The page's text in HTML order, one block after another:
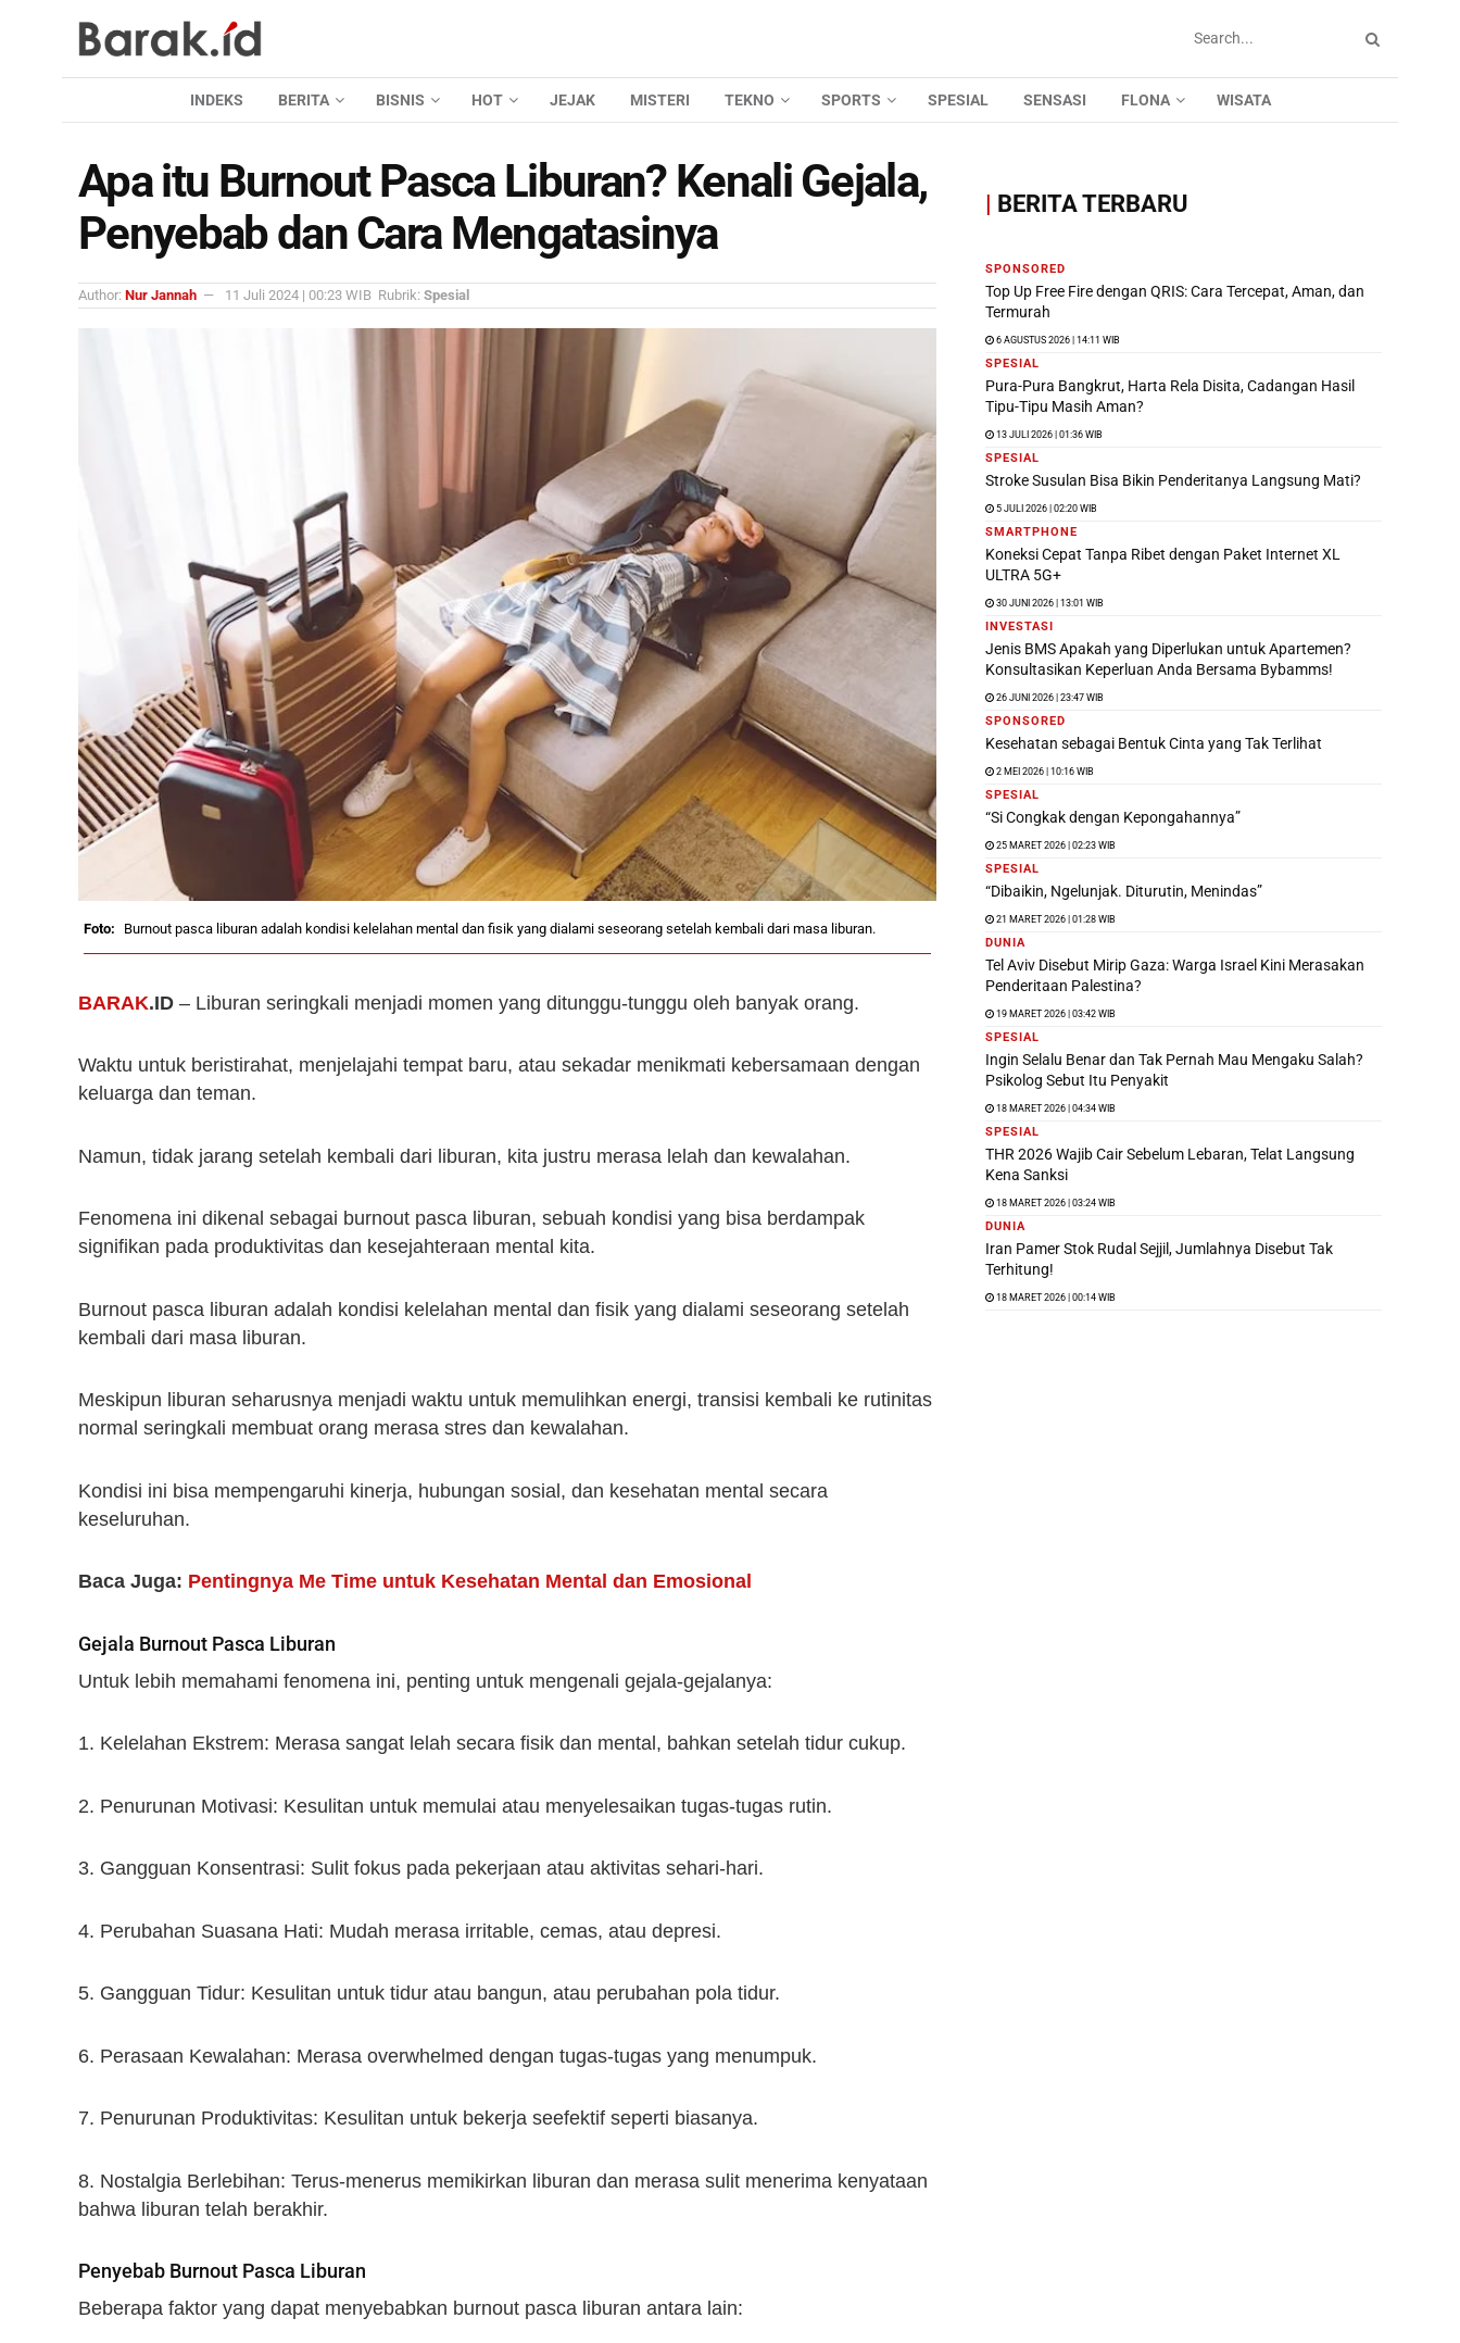
INDEKS BERITA BISNIS HOT JEJAK MISTERI TEKNO SPORTS SPESIAL SENSASI FLONA WISATA
Apa itu Burnout Pasca Liburan? Kenali Gejala,
Penyebab dan Cara Mengatasinya
Author: Nur Jannah 11 Juli 2024 | 00:23 WIB Rubrik: Spesial
Burnout pasca liburan adalah kondisi kelelahan mental dan fisik yang dialami seseorang setelah kembali dari masa liburan.
BARAK.ID – Liburan seringkali menjadi momen yang ditunggu-tunggu oleh banyak orang.
Waktu untuk beristirahat, menjelajahi tempat baru, atau sekadar menikmati kebersamaan dengan
keluarga dan teman.
Namun, tidak jarang setelah kembali dari liburan, kita justru merasa lelah dan kewalahan.
Fenomena ini dikenal sebagai burnout pasca liburan, sebuah kondisi yang bisa berdampak
signifikan pada produktivitas dan kesejahteraan mental kita.
Burnout pasca liburan adalah kondisi kelelahan mental dan fisik yang dialami seseorang setelah
kembali dari masa liburan.
Meskipun liburan seharusnya menjadi waktu untuk memulihkan energi, transisi kembali ke rutinitas
normal seringkali membuat orang merasa stres dan kewalahan.
Kondisi ini bisa mempengaruhi kinerja, hubungan sosial, dan kesehatan mental secara
keseluruhan.
Baca Juga: Pentingnya Me Time untuk Kesehatan Mental dan Emosional
Gejala Burnout Pasca Liburan
Untuk lebih memahami fenomena ini, penting untuk mengenali gejala-gejalanya:
1. Kelelahan Ekstrem: Merasa sangat lelah secara fisik dan mental, bahkan setelah tidur cukup.
2. Penurunan Motivasi: Kesulitan untuk memulai atau menyelesaikan tugas-tugas rutin.
3. Gangguan Konsentrasi: Sulit fokus pada pekerjaan atau aktivitas sehari-hari.
4. Perubahan Suasana Hati: Mudah merasa irritable, cemas, atau depresi.
5. Gangguan Tidur: Kesulitan untuk tidur atau bangun, atau perubahan pola tidur.
6. Perasaan Kewalahan: Merasa overwhelmed dengan tugas-tugas yang menumpuk.
7. Penurunan Produktivitas: Kesulitan untuk bekerja seefektif seperti biasanya.
8. Nostalgia Berlebihan: Terus-menerus memikirkan liburan dan merasa sulit menerima kenyataan
bahwa liburan telah berakhir.
Penyebab Burnout Pasca Liburan
Beberapa faktor yang dapat menyebabkan burnout pasca liburan antara lain:
| BERITA TERBARU
SPONSORED
Top Up Free Fire dengan QRIS: Cara Tercepat, Aman, dan
Termurah
6 AGUSTUS 2026 | 14:11 WIB
SPESIAL
Pura-Pura Bangkrut, Harta Rela Disita, Cadangan Hasil
Tipu-Tipu Masih Aman?
13 JULI 2026 | 01:36 WIB
SPESIAL
Stroke Susulan Bisa Bikin Penderitanya Langsung Mati?
5 JULI 2026 | 02:20 WIB
SMARTPHONE
Koneksi Cepat Tanpa Ribet dengan Paket Internet XL
ULTRA 5G+
30 JUNI 2026 | 13:01 WIB
INVESTASI
Jenis BMS Apakah yang Diperlukan untuk Apartemen?
Konsultasikan Keperluan Anda Bersama Bybamms!
26 JUNI 2026 | 23:47 WIB
SPONSORED
Kesehatan sebagai Bentuk Cinta yang Tak Terlihat
2 MEI 2026 | 10:16 WIB
SPESIAL
“Si Congkak dengan Kepongahannya”
25 MARET 2026 | 02:23 WIB
SPESIAL
“Dibaikin, Ngelunjak. Diturutin, Menindas”
21 MARET 2026 | 01:28 WIB
DUNIA
Tel Aviv Disebut Mirip Gaza: Warga Israel Kini Merasakan
Penderitaan Palestina?
19 MARET 2026 | 03:42 WIB
SPESIAL
Ingin Selalu Benar dan Tak Pernah Mau Mengaku Salah?
Psikolog Sebut Itu Penyakit
18 MARET 2026 | 04:34 WIB
SPESIAL
THR 2026 Wajib Cair Sebelum Lebaran, Telat Langsung
Kena Sanksi
18 MARET 2026 | 03:24 WIB
DUNIA
Iran Pamer Stok Rudal Sejjil, Jumlahnya Disebut Tak
Terhitung!
18 MARET 2026 | 00:14 WIB